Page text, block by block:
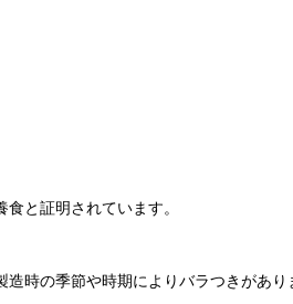
と証明されています。
時の季節や時期によりバラつきがあり